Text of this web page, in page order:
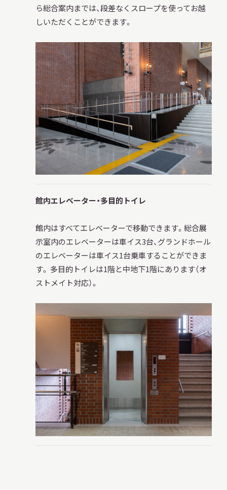
ら総合案内までは、段差なくスロープを使ってお越
しいただくことができます。
館内エレベーター・多目的トイレ
館内はすべてエレベーターで移動できます。総合展
示室内のエレベーターは車イス3台、グランドホール
のエレベーターは車イス1台乗車することができま
す。 多目的トイレは1階と中地下1階にあります（オ
ストメイト対応）。